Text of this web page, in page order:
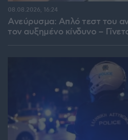
Ανεύρυσμα: Απλό τεστ του
τον αυξημένο κίνδυνο –
08.08.2026, 16:24